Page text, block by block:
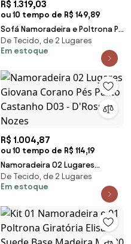
R$ 1.319,03
ou 10 tempo de R$ 149,89
Sofá Namoradeira e Poltrona Pé
de Ferro Dourado Marisa
Corano - Nozes
De Tecido, de 2 Lugares
Em estoque
R$ 1.004,87
ou 10 tempo de R$ 114,19
Namoradeira 02 Lugares
Giovana Corano Pés Palito
Castanho D03 - D'Rossi - Nozes
De Tecido, de 2 Lugares
Em estoque